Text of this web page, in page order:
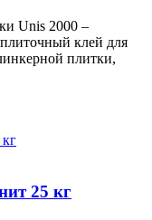
Unis 2000 –
клей для
плитки,
25 кг